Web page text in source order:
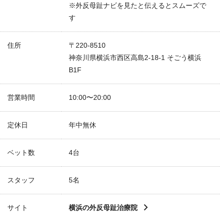
※外反母趾ナビを見たと伝えるとスムーズで
す
住所
〒220-8510
神奈川県横浜市西区高島2-18-1 そごう横浜
B1F
営業時間 10:00〜20:00
定休日 年中無休
ベット数 4台
スタッフ 5名
サイト 横浜の外反母趾治療院